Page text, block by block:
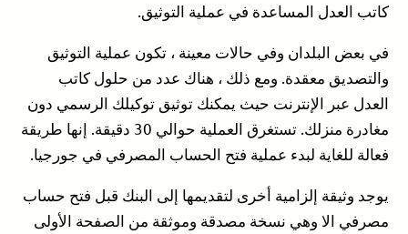
كاتب العدل المساعدة في عملية التوثيق.
في بعض البلدان وفي حالات معينة ، تكون عملية التوثيق
والتصديق معقدة. ومع ذلك ، هناك عدد من حلول كاتب
العدل عبر الإنترنت حيث يمكنك توثيق توكيلك الرسمي دون
مغادرة منزلك. تستغرق العملية حوالي 30 دقيقة. إنها طريقة
فعالة للغاية لبدء عملية فتح الحساب المصرفي في جورجيا.
يوجد وثيقة إلزامية أخرى لتقديمها إلى البنك قبل فتح حساب
مصرفي الا وهي نسخة مصدقة وموثقة من الصفحة الأولى